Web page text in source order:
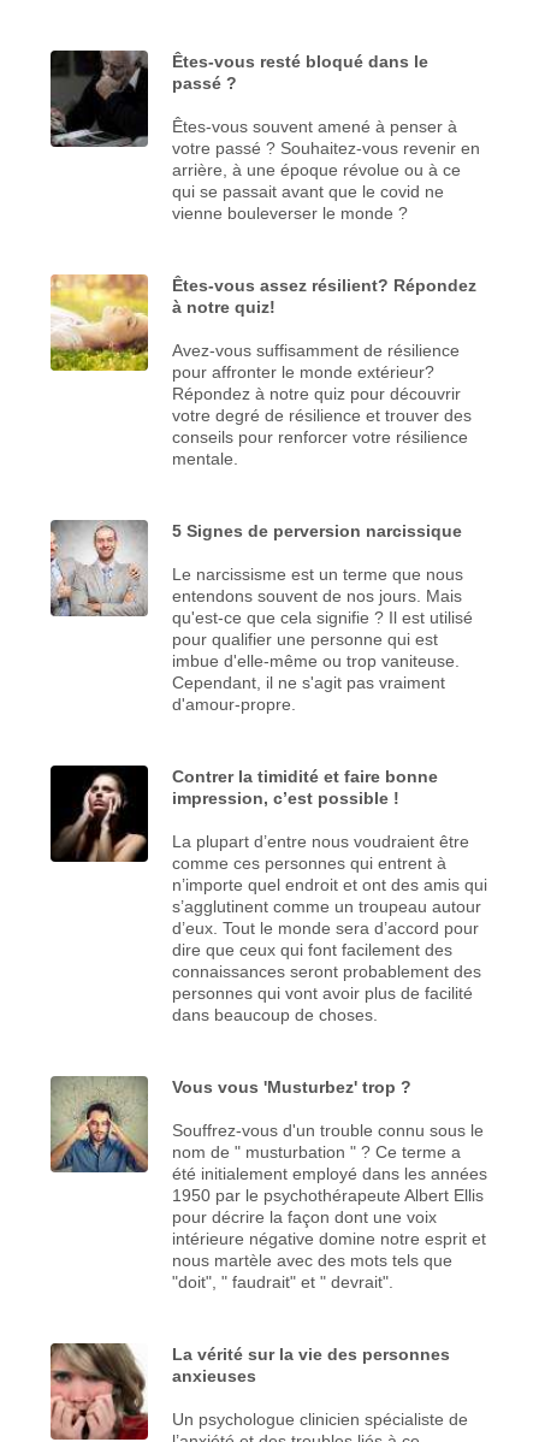
Êtes-vous resté bloqué dans le
passé ?
Êtes-vous souvent amené à penser à
votre passé ? Souhaitez-vous revenir en
arrière, à une époque révolue ou à ce
qui se passait avant que le covid ne
vienne bouleverser le monde ?
Êtes-vous assez résilient? Répondez
à notre quiz!
Avez-vous suffisamment de résilience
pour affronter le monde extérieur?
Répondez à notre quiz pour découvrir
votre degré de résilience et trouver des
conseils pour renforcer votre résilience
mentale.
5 Signes de perversion narcissique
Le narcissisme est un terme que nous
entendons souvent de nos jours. Mais
qu'est-ce que cela signifie ? Il est utilisé
pour qualifier une personne qui est
imbue d'elle-même ou trop vaniteuse.
Cependant, il ne s'agit pas vraiment
d'amour-propre.
Contrer la timidité et faire bonne
impression, c’est possible !
La plupart d’entre nous voudraient être
comme ces personnes qui entrent à
n’importe quel endroit et ont des amis qui
s’agglutinent comme un troupeau autour
d’eux. Tout le monde sera d’accord pour
dire que ceux qui font facilement des
connaissances seront probablement des
personnes qui vont avoir plus de facilité
dans beaucoup de choses.
Vous vous 'Musturbez' trop ?
Souffrez-vous d'un trouble connu sous le
nom de " musturbation " ? Ce terme a
été initialement employé dans les années
1950 par le psychothérapeute Albert Ellis
pour décrire la façon dont une voix
intérieure négative domine notre esprit et
nous martèle avec des mots tels que
"doit", " faudrait" et " devrait".
La vérité sur la vie des personnes
anxieuses
Un psychologue clinicien spécialiste de